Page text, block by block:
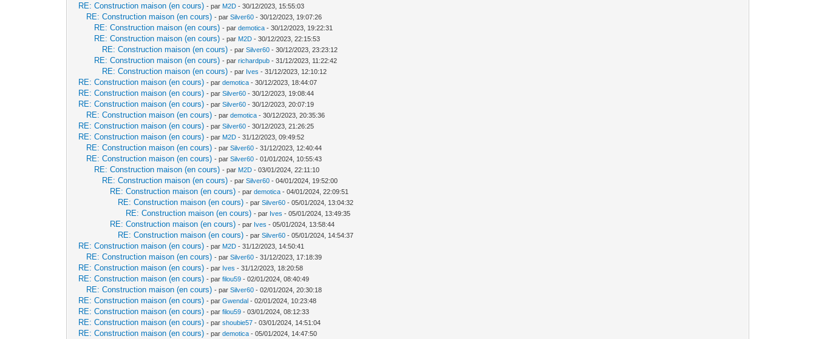
RE: Construction maison (en cours) - par M2D - 30/12/2023, 15:55:03
RE: Construction maison (en cours) - parSilver60 - 30/12/2023, 19:07:26
RE: Construction maison (en cours) - pardemotica - 30/12/2023, 19:22:31
RE: Construction maison (en cours) - par M2D - 30/12/2023, 22:15:53
RE: Construction maison (en cours) - parSilver60 - 30/12/2023, 23:23:12
RE: Construction maison (en cours) - parrichardpub - 31/12/2023, 11:22:42
RE: Construction maison (en cours) - par Ives - 31/12/2023, 12:10:12
RE: Construction maison (en cours) - pardemotica - 30/12/2023, 18:44:07
RE: Construction maison (en cours) - parSilver60 - 30/12/2023, 19:08:44
RE: Construction maison (en cours) - parSilver60 - 30/12/2023, 20:07:19
RE: Construction maison (en cours) - pardemotica - 30/12/2023, 20:35:36
RE: Construction maison (en cours) - parSilver60 - 30/12/2023, 21:26:25
RE: Construction maison (en cours) - par M2D - 31/12/2023, 09:49:52
RE: Construction maison (en cours) - parSilver60 - 31/12/2023, 12:40:44
RE: Construction maison (en cours) - parSilver60 - 01/01/2024, 10:55:43
RE: Construction maison (en cours) - par M2D - 03/01/2024, 22:11:10
RE: Construction maison (en cours) - parSilver60 - 04/01/2024, 19:52:00
RE: Construction maison (en cours) - pardemotica - 04/01/2024, 22:09:51
RE: Construction maison (en cours) - parSilver60 - 05/01/2024, 13:04:32
RE: Construction maison (en cours) - par Ives - 05/01/2024, 13:49:35
RE: Construction maison (en cours) - par Ives - 05/01/2024, 13:58:44
RE: Construction maison (en cours) - parSilver60 - 05/01/2024, 14:54:37
RE: Construction maison (en cours) - par M2D - 31/12/2023, 14:50:41
RE: Construction maison (en cours) - parSilver60 - 31/12/2023, 17:18:39
RE: Construction maison (en cours) - par Ives - 31/12/2023, 18:20:58
RE: Construction maison (en cours) - parfilou59 - 02/01/2024, 08:40:49
RE: Construction maison (en cours) - parSilver60 - 02/01/2024, 20:30:18
RE: Construction maison (en cours) - parGwendal - 02/01/2024, 10:23:48
RE: Construction maison (en cours) - parfilou59 - 03/01/2024, 08:12:33
RE: Construction maison (en cours) - parshoubie57 - 03/01/2024, 14:51:04
RE: Construction maison (en cours) - pardemotica - 05/01/2024, 14:47:50